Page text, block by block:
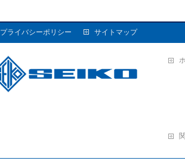
プライバシーポリシー サイトマップ